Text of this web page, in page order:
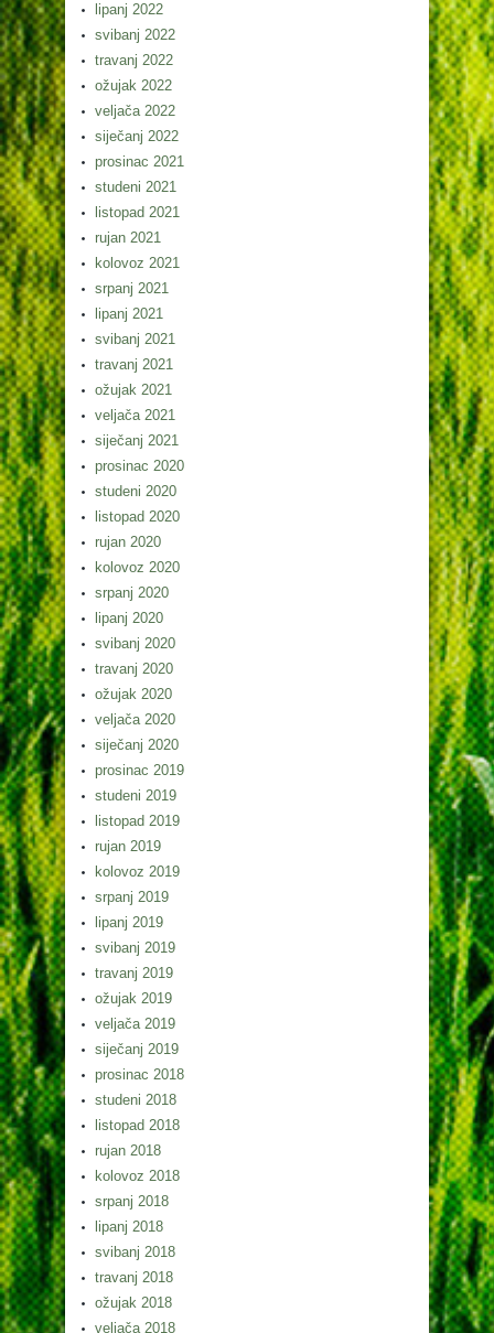
lipanj 2022
svibanj 2022
travanj 2022
ožujak 2022
veljača 2022
siječanj 2022
prosinac 2021
studeni 2021
listopad 2021
rujan 2021
kolovoz 2021
srpanj 2021
lipanj 2021
svibanj 2021
travanj 2021
ožujak 2021
veljača 2021
siječanj 2021
prosinac 2020
studeni 2020
listopad 2020
rujan 2020
kolovoz 2020
srpanj 2020
lipanj 2020
svibanj 2020
travanj 2020
ožujak 2020
veljača 2020
siječanj 2020
prosinac 2019
studeni 2019
listopad 2019
rujan 2019
kolovoz 2019
srpanj 2019
lipanj 2019
svibanj 2019
travanj 2019
ožujak 2019
veljača 2019
siječanj 2019
prosinac 2018
studeni 2018
listopad 2018
rujan 2018
kolovoz 2018
srpanj 2018
lipanj 2018
svibanj 2018
travanj 2018
ožujak 2018
veljača 2018